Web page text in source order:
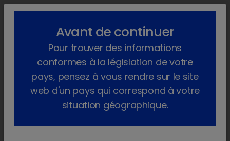
lock_outline search menu
Produits Pharma
Chat Sur ordonnance Prevomax
lockConnectez-vous à votre
Avant de continuer
Pour trouver des informations
conformes à la législation de votre
pays, pensez à vous rendre sur le site
web d'un pays qui correspond à votre
situation géographique.